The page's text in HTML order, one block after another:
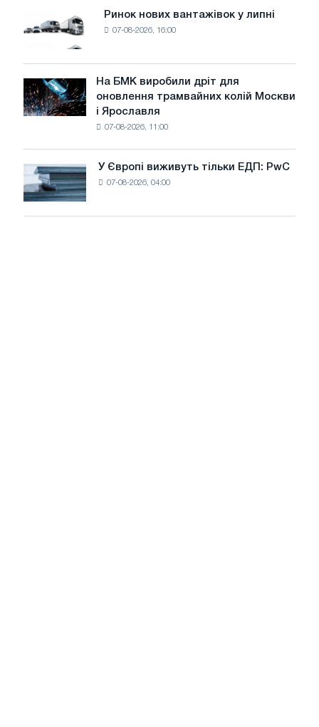
цілей
декарбонізації
Ринок
нових
вантажівок
у
липні
Ринок нових вантажівок у липні
07-08-2026, 16:00
На
БМК
виробили
трамвайних
колій
На БМК виробили дріт для
оновлення трамвайних колій Москви
і Ярославля
07-08-2026, 11:00
Європі
виживуть
тільки
У Європі виживуть тільки ЕДП: PwC
07-08-2026, 04:00